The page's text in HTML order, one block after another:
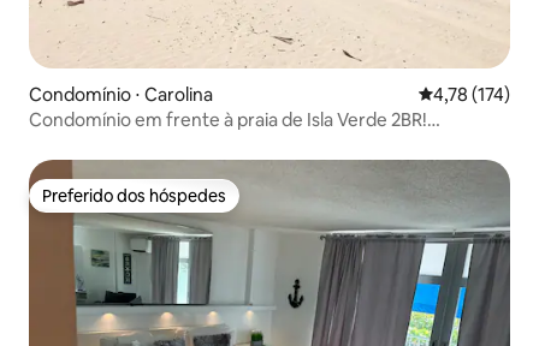
Condomínio ⋅ Carolina 4,78 de uma
4,78 (174)
Condomínio em frente à praia de Isla Verde 2BR!
Preferido dos hóspedes
Preferido dos hóspedes